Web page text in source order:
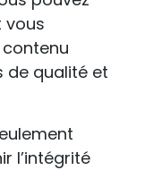
vous
de qualité et
l’intégrité